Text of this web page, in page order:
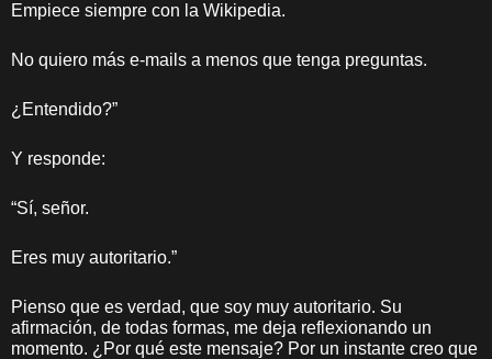
Empiece siempre con la Wikipedia.
No quiero más e-mails a menos que tenga preguntas.
¿Entendido?”
Y responde:
“Sí, señor.
Eres muy autoritario.”
Pienso que es verdad, que soy muy autoritario. Su
afirmación, de todas formas, me deja reflexionando un
momento. ¿Por qué este mensaje? Por un instante creo que